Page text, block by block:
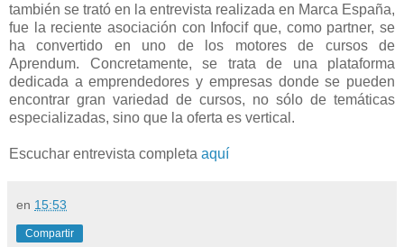
también se trató en la entrevista realizada en Marca España,
fue la reciente asociación con Infocif que, como partner, se
ha convertido en uno de los motores de cursos de
Aprendum. Concretamente, se trata de una plataforma
dedicada a emprendedores y empresas donde se pueden
encontrar gran variedad de cursos, no sólo de temáticas
especializadas, sino que la oferta es vertical.
Escuchar entrevista completa aquí
en 15:53
Compartir